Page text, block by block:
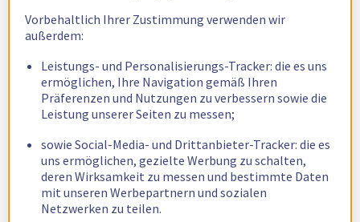
Vorbehaltlich Ihrer Zustimmung verwenden wir
außerdem:
Leistungs- und Personalisierungs-Tracker: die es uns
ermöglichen, Ihre Navigation gemäß Ihren
Präferenzen und Nutzungen zu verbessern sowie die
Leistung unserer Seiten zu messen;
sowie Social-Media- und Drittanbieter-Tracker: die es
uns ermöglichen, gezielte Werbung zu schalten,
deren Wirksamkeit zu messen und bestimmte Daten
mit unseren Werbepartnern und sozialen
Netzwerken zu teilen.